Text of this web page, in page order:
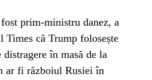
fost prim-ministru danez, a
Times că Trump folosește
distragere în masă de la
ar fi războiul Rusiei în